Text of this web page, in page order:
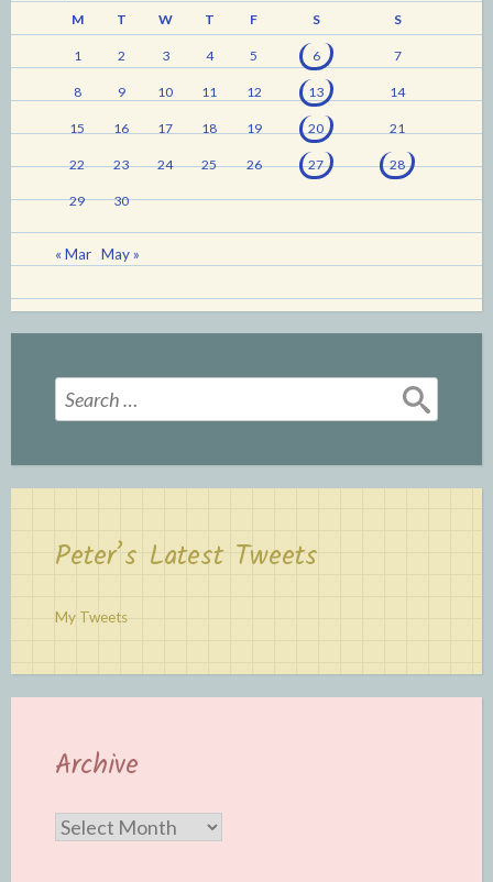
M T W T F S S
1 2 3 4 5 6 7
8 9 10 11 12 13 14
15 16 17 18 19 20 21
22 23 24 25 26 27 28
29 30
« Mar May »
Search
for:
Peter’s Latest Tweets
My Tweets
Archive
Archive